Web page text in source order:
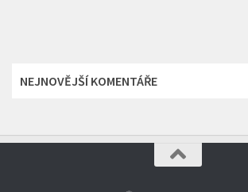
NEJNOVĚJŠÍ KOMENTÁŘE